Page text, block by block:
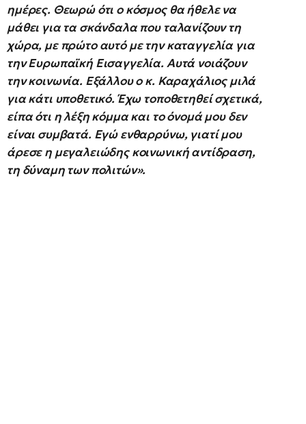
ημέρες. Θεωρώ ότι ο κόσμος θα ήθελε να
μάθει για τα σκάνδαλα που ταλανίζουν τη
χώρα, με πρώτο αυτό με την καταγγελία για
την Ευρωπαϊκή Εισαγγελία. Αυτά νοιάζουν
την κοινωνία. Εξάλλου ο κ. Καραχάλιος μιλά
για κάτι υποθετικό. Έχω τοποθετηθεί σχετικά,
είπα ότι η λέξη κόμμα και το όνομά μου δεν
είναι συμβατά. Εγώ ενθαρρύνω, γιατί μου
άρεσε η μεγαλειώδης κοινωνική αντίδραση,
τη δύναμη των πολιτών».